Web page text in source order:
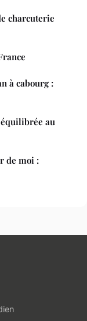
charcuterie
à cabourg :
au
de moi :